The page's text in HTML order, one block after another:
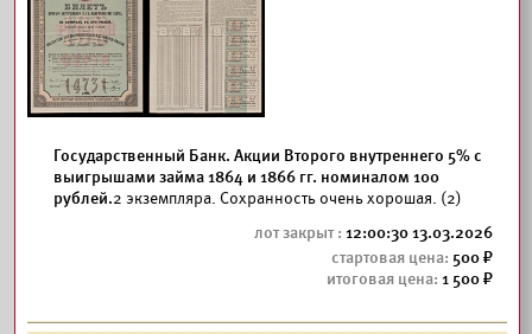
Государственный Банк. Акции Второго внутреннего 5% с
выигрышами займа 1864 и 1866 гг. номиналом 100
рублей.2 экземпляра. Сохранность очень хорошая. (2)
12:00:30 13.03.2026
500
1 500